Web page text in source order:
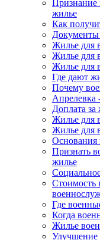
Признание
жилье
Как
Жилье для
Жилье для
Жилье для
Где дают
Почему
Апрелевка
Доплата
Жилье для
Жилье для
Основания
Признать
жилье
Стоимость
Где
Когда
Жилье